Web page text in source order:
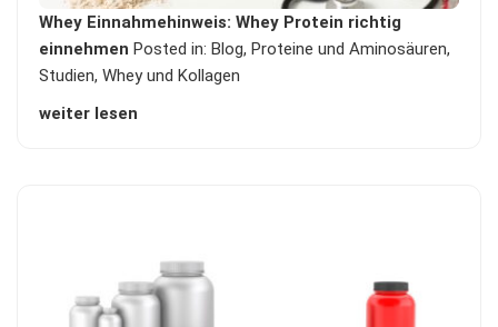
Whey Einnahmehinweis: Whey Protein richtig
einnehmen Posted in: Blog,Proteine und Aminosäuren,
Studien,Whey und Kollagen
weiter lesen